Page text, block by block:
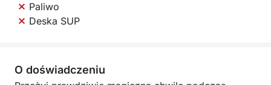
Paliwo
Deska SUP
O doświadczeniu